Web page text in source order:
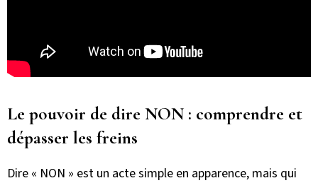
Le pouvoir de dire NON : comprendre et
dépasser les freins
Dire « NON » est un acte simple en apparence, mais qui